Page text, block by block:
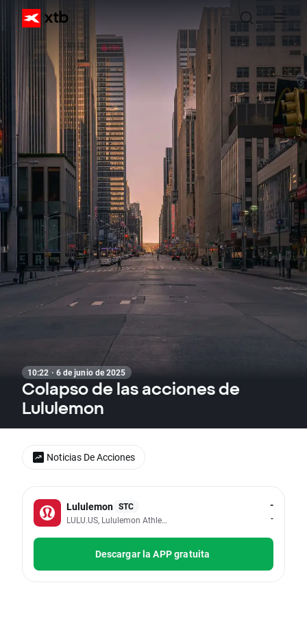
10:22 · 6 de junio de 2025
Colapso de las acciones de
Lululemon
Lululemon STC
LULU.US, Lululemon Athletica Inc
-
-
Descargar la APP gratuita
Noticias De Acciones